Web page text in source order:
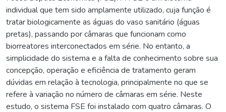
individual que tem sido amplamente utilizado, cuja função é
tratar biologicamente as águas do vaso sanitário (águas
pretas), passando por câmaras que funcionam como
biorreatores interconectados em série. No entanto, a
simplicidade do sistema e a falta de conhecimento sobre sua
concepção, operação e eficiência de tratamento geram
dúvidas em relação à tecnologia, principalmente no que se
refere à variação no número de câmaras em série. Neste
estudo, o sistema FSE foi instalado com quatro câmaras. O